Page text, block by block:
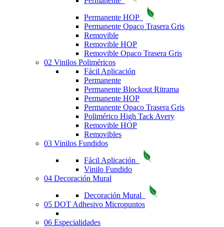
Permanente HOP
Permanente Opaco Trasera Gris
Removible
Removible HOP
Removible Opaco Trasera Gris
02 Vinilos Poliméricos
Fácil Aplicación
Permanente
Permanente Blockout Ritrama
Permanente HOP
Permanente Opaco Trasera Gris
Polimérico High Tack Avery
Removible HOP
Removibles
03 Vinilos Fundidos
Fácil Aplicación
Vinilo Fundido
04 Decoración Mural
Decoración Mural
05 DOT Adhesivo Micropuntos
06 Especialidades